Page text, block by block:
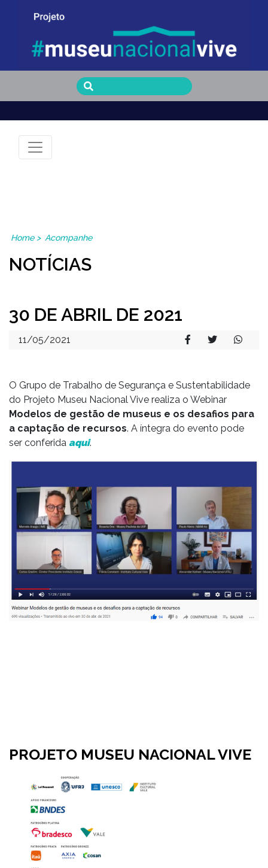
Museu Nacional Vive
Home> Acompanhe
NOTÍCIAS
30 DE ABRIL DE 2021
11/05/2021
O Grupo de Trabalho de Segurança e Sustentabilidade
do Projeto Museu Nacional Vive realiza o Webinar
Modelos de gestão de museus e os desafios para
a captação de recursos. A íntegra do evento pode
ser conferida aqui.
PROJETO MUSEU NACIONAL VIVE